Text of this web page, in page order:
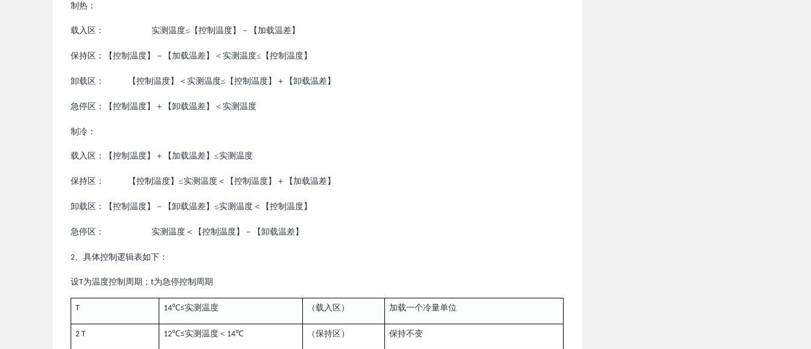
制 热 ：
载入 区 ： 实测温度≤ 【控制 温度】 － 【 加载温差】
保持区 ： 【控制 温度】 － 【 加载温差】 ＜ 实测温度≤ 【控制 温度】
卸载区 ： 【控制 温 度】 ＜ 实测温 度≤ 【控制 温 度】 ＋ 【卸载温差】
急停 区 ： 【控制 温 度】 ＋ 【卸载温差】 ＜ 实测温 度
制冷：
载入 区 ： 【控制 温度】 ＋ 【 加载温差】 ≤实测温度
保持区 ： 【控制 温度】 ≤实测温度＜ 【控制 温度】 ＋ 【 加载温差】
卸载区 ： 【控制 温 度】 － 【卸载温差】 ≤实测温 度＜ 【控制 温 度】
急停 区 ： 实测温 度＜ 【控制 温 度】 － 【卸载温差】
2 、具体控制 逻辑表如下：
设T为温度控制周期； t为急停控制周期
T 14℃≤实测温度 （载入 区） 加载一个冷量单位
2 T 12℃≤实测温度＜ 14℃ （保持区） 保持不变